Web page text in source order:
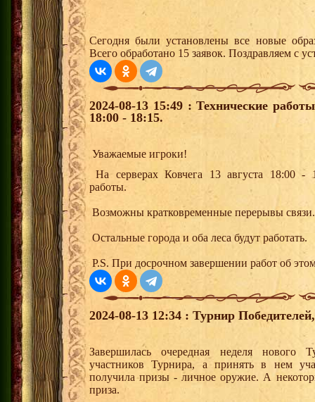
Сегодня были установлены все новые
Всего обработано 15 заявок. Поздравляем с
2024-08-13 15:49 : Технические
18:00 - 18:15.
Уважаемые игроки!
На серверах Ковчега 13 августа 18:00 -
работы.
Возможны кратковременные перерывы связи.
Остальные города и оба леса будут работать.
P.S. При досрочном завершении работ об
2024-08-13 12:34 : Турнир
Завершилась очередная неделя нового
участников Турнира, а принять в нем
получила призы - личное оружие. А
приза.